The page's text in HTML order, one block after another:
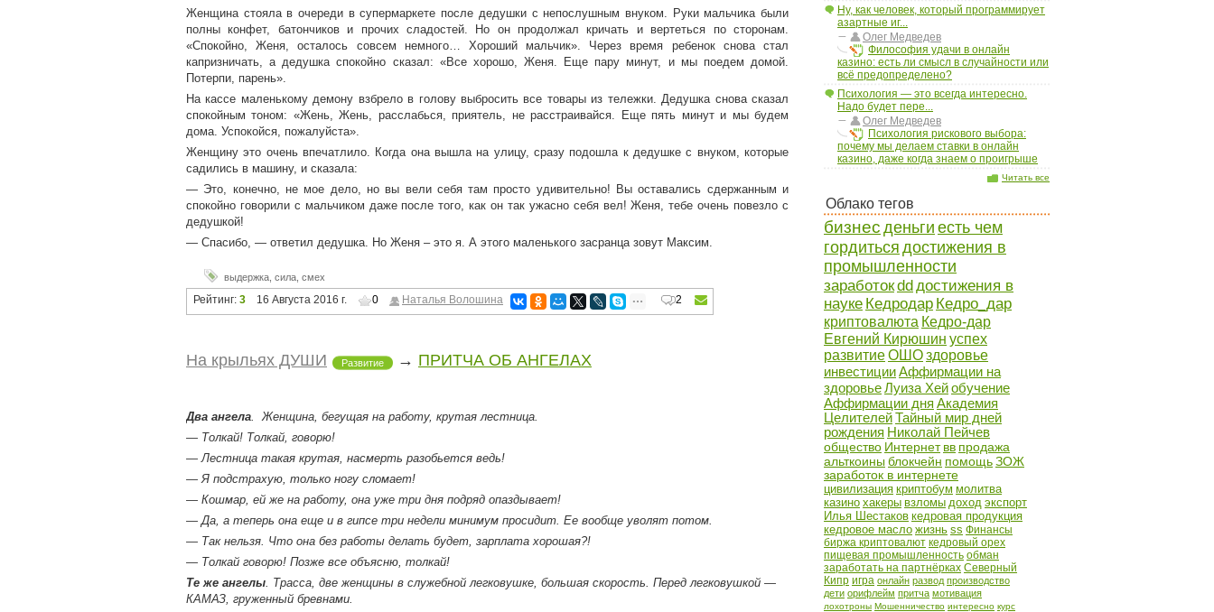
Ну, как человек, который программирует
азартные иг...
Олег Медведев
Философия удачи в онлайн
казино: есть ли смысл в случайности или
всё предопределено?
Психология — это всегда интересно.
Надо будет пере...
Олег Медведев
Психология рискового выбора:
почему мы делаем ставки в онлайн
казино, даже когда знаем о проигрыше
Читать все
Облако тегов
бизнесденьгиесть чем
гордиться достижения в
промышленности
заработокdd достижения в
науке Кедродар Кедро_дар
криптовалюта Кедро-дар
Евгений Кирюшин успех
развитиеОШОздоровье
инвестицииАффирмации на
здоровьеЛуиза Хейобучение
Аффирмации дня Академия
ЦелителейТайный мир дней
рождения Николай Пейчев
общество Интернет вв продажа
альткоины блокчейн помощь ЗОЖ
заработок в интернете
цивилизация криптобум молитва
казино хакеры взломы доход экспорт
Илья Шестаков кедровая продукция
кедровое масло жизнь ss Финансы
биржа криптовалют кедровый орех
пищевая промышленность обман
заработать на партнёрках Северный
Кипр игра онлайн развод производство
дети орифлейм притча мотивация
лохотроны Мошенничество интересно курс
Женщина стояла в очереди в супермаркете после дедушки с непослушным внуком. Руки мальчика были
полны конфет, батончиков и прочих сладостей. Но он продолжал кричать и вертеться по сторонам.
«Спокойно, Женя, осталось совсем немного… Хороший мальчик». Через время ребенок снова стал
капризничать, а дедушка спокойно сказал: «Все хорошо, Женя. Еще пару минут, и мы поедем домой.
Потерпи, парень».
На кассе маленькому демону взбрело в голову выбросить все товары из тележки. Дедушка снова сказал
спокойным тоном: «Жень, Жень, расслабься, приятель, не расстраивайся. Еще пять минут и мы будем
дома. Успокойся, пожалуйста».
Женщину это очень впечатлило. Когда она вышла на улицу, сразу подошла к дедушке с внуком, которые
садились в машину, и сказала:
— Это, конечно, не мое дело, но вы вели себя там просто удивительно! Вы оставались сдержанным и
спокойно говорили с мальчиком даже после того, как он так ужасно себя вел! Женя, тебе очень повезло с
дедушкой!
— Спасибо, — ответил дедушка. Но Женя – это я. А этого маленького засранца зовут Максим.
выдержка сила смех
Рейтинг: 3 16 Августа 2016 г. 0 Наталья Волошина 2
На крыльях ДУШИ Развитие → ПРИТЧА ОБ АНГЕЛАХ
Два ангела. Женщина, бегущая на работу, крутая лестница.
— Толкай! Толкай, говорю!
— Лестница такая крутая, насмерть разобьется ведь!
— Я подстрахую, только ногу сломает!
— Кошмар, ей же на работу, она уже три дня подряд опаздывает!
— Да, а теперь она еще и в гипсе три недели минимум просидит. Ее вообще уволят потом.
— Так нельзя. Что она без работы делать будет, зарплата хорошая?!
— Толкай говорю! Позже все объясню, толкай!
Те же ангелы. Трасса, две женщины в служебной легковушке, большая скорость. Перед легковушкой —
КАМАЗ, груженный бревнами.